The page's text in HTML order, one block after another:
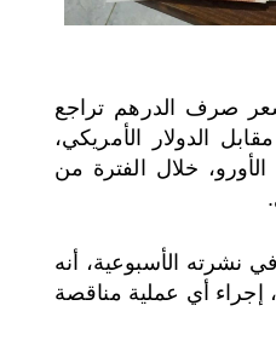
صرف الدرهم تراجع
مقابل الدولار الأمريكي،
الأورو، خلال الفترة من
نشرته الأسبوعية، أنه
إجراء أي عملية مناقصة